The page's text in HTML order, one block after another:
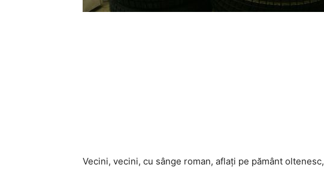
Vecini, vecini, cu sânge roman, aflați pe pământ oltenesc,